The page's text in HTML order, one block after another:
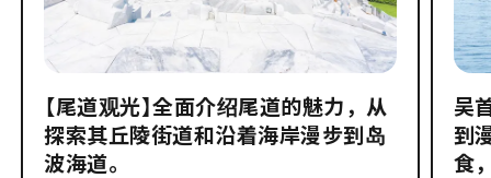
【尾道观光】全面介绍尾道的魅力，从
探索其丘陵街道和沿着海岸漫步到岛
波海道。
吴
到
食